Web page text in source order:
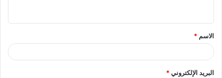
ق
*
الاسم *
البريد الإلكتروني*